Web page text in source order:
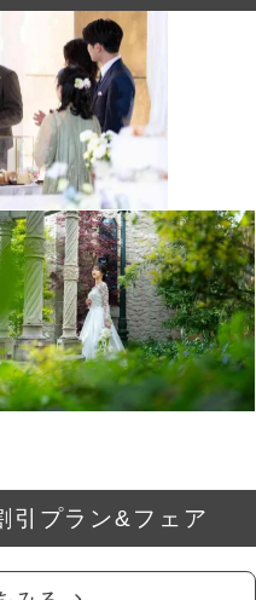
引プラン&フェア